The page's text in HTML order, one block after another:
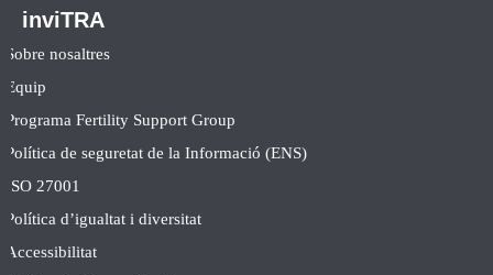
inviTRA
Sobre nosaltres
Equip
Programa Fertility Support Group
Política de seguretat de la Informació (ENS)
ISO 27001
Política d’igualtat i diversitat
Accessibilitat